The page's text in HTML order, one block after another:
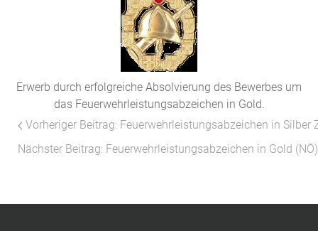
Erwerb durch erfolgreiche Absolvierung des Bewerbes um
das Feuerwehrleistungsabzeichen in Gold.
Vorheriger Beitrag: Feuerwehrleistungsabzeichen in Silber
Nächster Beitrag: Feuerwehrleistungsabzeichen in Gold